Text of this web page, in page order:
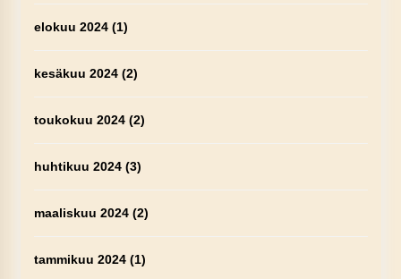
elokuu 2024(1)
kesäkuu 2024(2)
toukokuu 2024(2)
huhtikuu 2024(3)
maaliskuu 2024(2)
tammikuu 2024(1)